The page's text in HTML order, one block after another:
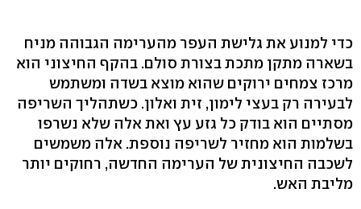
כדי למנוע את גלישת העפר מהערימה הגבוהה מניח
בשארה מתקן מתכת בצורת סולם. בהקף החיצוני הוא
מרכז צמחים ירוקים שהוא מוצא בשדה ומשתמש
לבעירה רק בעצי לימון, זית ואלון. כשתהליך השריפה
מסתיים הוא בודק כל גזע עץ ואת אלה שלא נשרפו
בשלמות הוא מחזיר לשריפה נוספת. אלה משמשים
לשכבה החיצונית של הערימה החדשה, רחוקים יותר
מליבת האש.